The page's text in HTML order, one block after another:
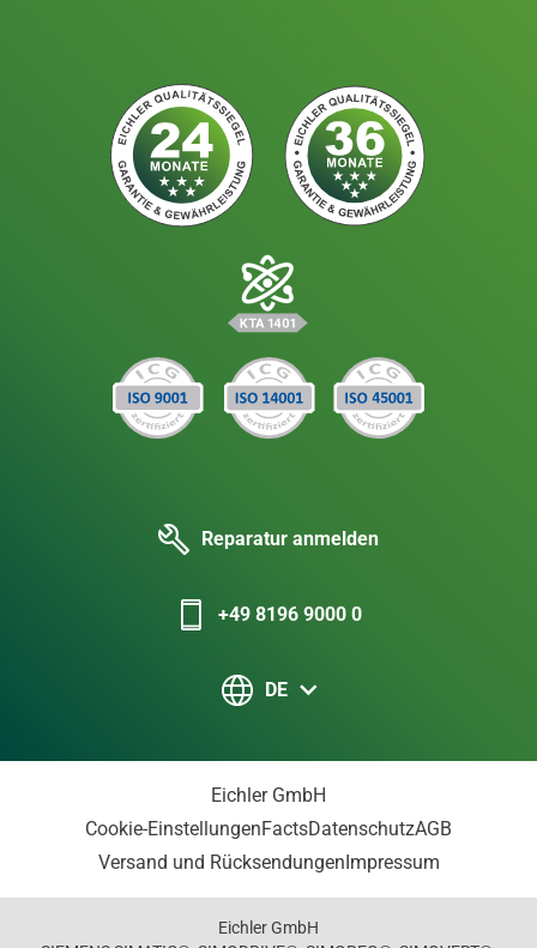
Reparatur anmelden
+49 8196 9000 0
DE
Eichler GmbH
Cookie-EinstellungenFactsDatenschutzAGB
Versand und RücksendungenImpressum
Eichler GmbH